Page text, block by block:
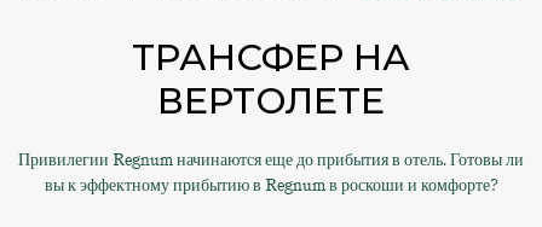
ТРАНСФЕР НА
ВЕРТОЛЕТЕ
Привилегии Regnum начинаются еще до прибытия в отель. Готовы ли
вы к эффектному прибытию в Regnum в роскоши и комфорте?